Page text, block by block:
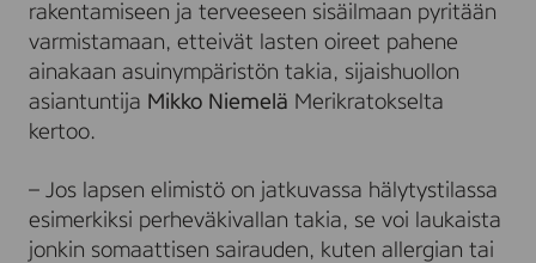
rakentamiseen ja terveeseen sisäilmaan pyritään
varmistamaan, etteivät lasten oireet pahene
ainakaan asuinympäristön takia, sijaishuollon
asiantuntija Mikko Niemelä Merikratokselta
kertoo.
– Jos lapsen elimistö on jatkuvassa hälytystilassa
esimerkiksi perheväkivallan takia, se voi laukaista
jonkin somaattisen sairauden, kuten allergian tai